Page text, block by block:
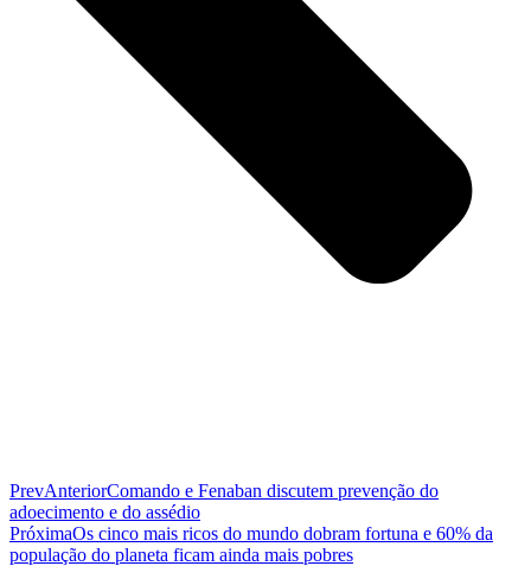
PrevAnteriorComando e Fenaban discutem prevenção do
adoecimento e do assédio
PróximaOs cinco mais ricos do mundo dobram fortuna e 60% da
população do planeta ficam ainda mais pobres